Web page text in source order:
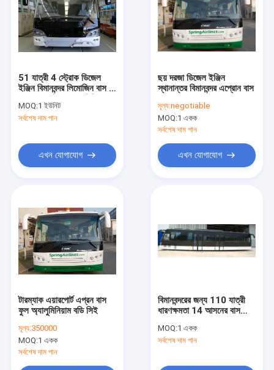
51 যাত্রী 4 স্ট্রোক ডিজেল
ইঞ্জিন বিমানবন্দর লিমোজিন বাস 4
MOQ:1 ইউনিট
সর্বশেষ দাম পান
এখন যোগাযোগ
ছয় দরজা ডিজেল ইঞ্জিন
স্থানান্তর বিমানবন্দর এপ্রোন বাস
মূল্য:negotiable
MOQ:1 একক
সর্বশেষ দাম পান
এখন যোগাযোগ
টারম্যাক এয়ারপোর্ট এপ্রন বাস
ফুল অ্যালুমিনিয়াম বডি সিই
মূল্য:350000
MOQ:1 একক
সর্বশেষ দাম পান
বিমানবন্দরের জন্য 110 যাত্রী
ধারণক্ষমতা 14 আসনের বাস
MOQ:1 একক
সর্বশেষ দাম পান